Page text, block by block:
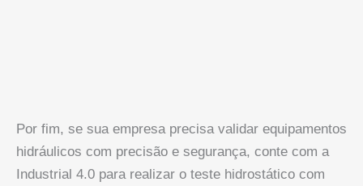
Por fim, se sua empresa precisa validar equipamentos
hidráulicos com precisão e segurança, conte com a
Industrial 4.0 para realizar o teste hidrostático com